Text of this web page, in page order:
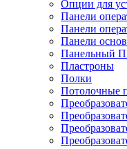
Опции для
Панели
Панели
Панели
Панельный
Пластроны
Полки
Потолочные